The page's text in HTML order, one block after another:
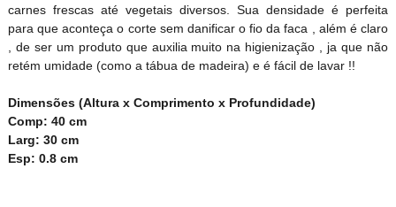
carnes frescas até vegetais diversos. Sua densidade é perfeita
para que aconteça o corte sem danificar o fio da faca , além é claro
, de ser um produto que auxilia muito na higienização , ja que não
retém umidade (como a tábua de madeira) e é fácil de lavar !!
Dimensões (Altura x Comprimento x Profundidade)
Comp: 40 cm
Larg: 30 cm
Esp: 0.8 cm